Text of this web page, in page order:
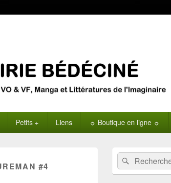
Petits + Liens ☼ Boutique en ligne ☼
#4
Zone
principale
de
widget
Recherche :